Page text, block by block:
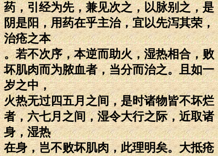
药，引经为先，兼见次之，以脉别之，是
阴是阳，用药在乎主治，宜以先泻其荣，
治疮之本
。若不次序，本逆而助火，湿热相合，败
坏肌肉而为脓血者，当分而治之。且如一
岁之中，
火热无过四五月之间，是时诸物皆不坏烂
者，六七月之间，湿令大行之际，近取诸
身，湿热
在身，岂不败坏肌肉，此理明矣。大抵疮